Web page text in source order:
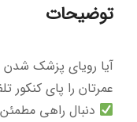
توضیحات
آیا رویای پزشک شدن
عمرتان را پای کنکور
دنبال راهی